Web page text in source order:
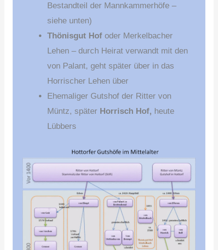
Bestandteil der Mannkammerhöfe –
siehe unten)
Thönisgut Hof oder Merkelbacher
Lehen – durch Heirat verwandt mit den
von Palant, geht später über in das
Horrischer Lehen über
Ehemaliger Gutshof der Ritter von
Müntz, später Horrisch Hof, heute
Lübbers